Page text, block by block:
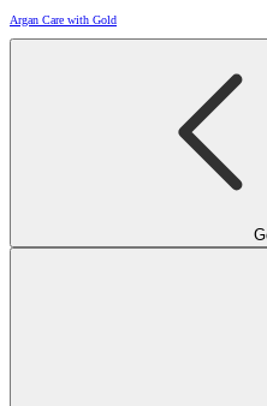
Argan Care with Gold